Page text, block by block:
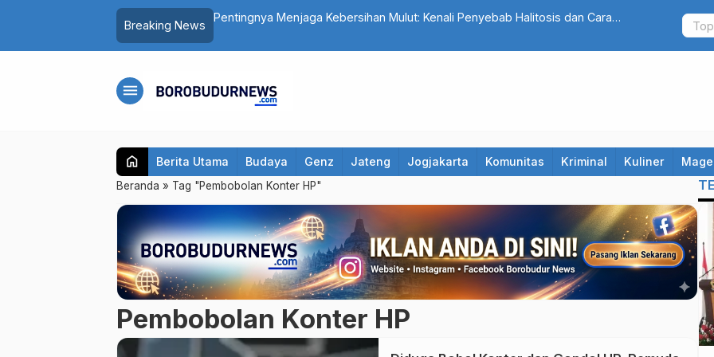
Breaking News
Pentingnya Menjaga Kebersihan Mulut: Kenali Penyebab Halitosis dan Cara
Ribuan
Indonesia
menu
home Berita Utama Budaya Genz Jateng Jogjakarta Komunitas Kriminal Kuliner
Beranda » Tag "Pembobolan Konter HP"
Pembobolan Konter HP